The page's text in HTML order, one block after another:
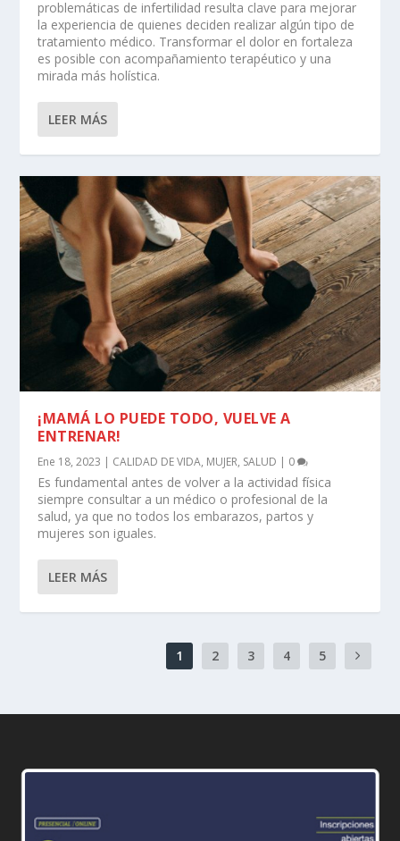
problemáticas de infertilidad resulta clave para mejorar
la experiencia de quienes deciden realizar algún tipo de
tratamiento médico. Transformar el dolor en fortaleza
es posible con acompañamiento terapéutico y una
mirada más holística.
LEER MÁS
¡MAMÁ LO PUEDE TODO, VUELVE A
ENTRENAR!
Ene 18, 2023 | CALIDAD DE VIDA, MUJER, SALUD | 0
Es fundamental antes de volver a la actividad física
siempre consultar a un médico o profesional de la
salud, ya que no todos los embarazos, partos y
mujeres son iguales.
LEER MÁS
1 2 3 4 5